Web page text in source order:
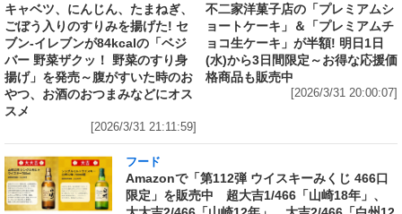
キャベツ、にんじん、たまねぎ、
ごぼう入りのすりみを揚げた! セ
ブン‐イレブンが84kcalの「ベジ
バー 野菜ザクッ！ 野菜のすり身
揚げ」を発売～腹がすいた時のお
やつ、お酒のおつまみなどにオス
スメ
[2026/3/31 21:11:59]
不二家洋菓子店の「プレミアムシ
ョートケーキ」＆「プレミアムチ
ョコ生ケーキ」が半額! 明日1日
(水)から3日間限定～お得な応援価
格商品も販売中
[2026/3/31 20:00:07]
フード
Amazonで「第112弾 ウイスキーみくじ 466口
限定」を販売中 超大吉1/466「山崎18年」、